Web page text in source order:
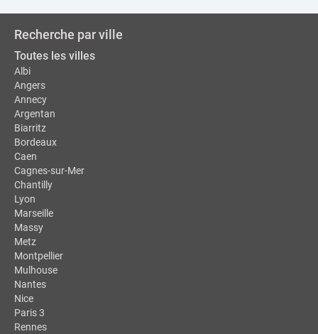
Recherche par ville
Toutes les villes
Albi
Angers
Annecy
Argentan
Biarritz
Bordeaux
Caen
Cagnes-sur-Mer
Chantilly
Lyon
Marseille
Massy
Metz
Montpellier
Mulhouse
Nantes
Nice
Paris 3
Rennes